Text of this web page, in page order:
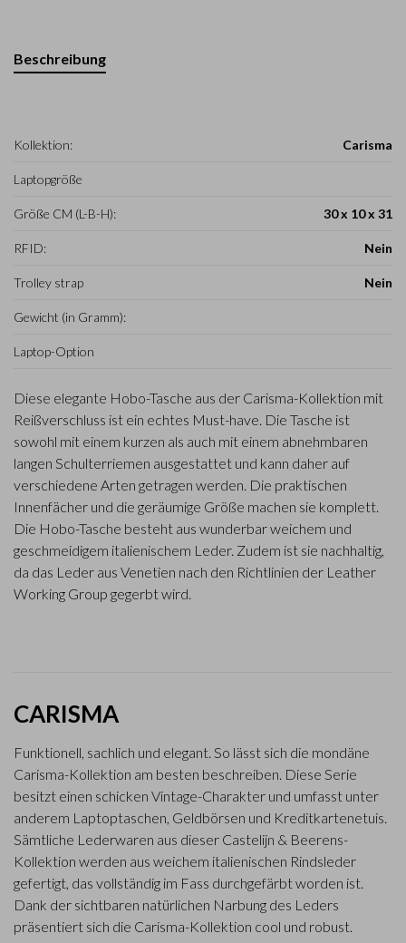
Beschreibung
Kollektion: Carisma
Laptopgröße
Größe CM (L-B-H): 30 x 10 x 31
RFID: Nein
Trolley strap Nein
Gewicht (in Gramm):
Laptop-Option
Diese elegante Hobo-Tasche aus der Carisma-Kollektion mit
Reißverschluss ist ein echtes Must-have. Die Tasche ist
sowohl mit einem kurzen als auch mit einem abnehmbaren
langen Schulterriemen ausgestattet und kann daher auf
verschiedene Arten getragen werden. Die praktischen
Innenfächer und die geräumige Größe machen sie komplett.
Die Hobo-Tasche besteht aus wunderbar weichem und
geschmeidigem italienischem Leder. Zudem ist sie nachhaltig,
da das Leder aus Venetien nach den Richtlinien der Leather
Working Group gegerbt wird.
CARISMA
Funktionell, sachlich und elegant. So lässt sich die mondäne
Carisma-Kollektion am besten beschreiben. Diese Serie
besitzt einen schicken Vintage-Charakter und umfasst unter
anderem Laptoptaschen, Geldbörsen und Kreditkartenetuis.
Sämtliche Lederwaren aus dieser Castelijn & Beerens-
Kollektion werden aus weichem italienischen Rindsleder
gefertigt, das vollständig im Fass durchgefärbt worden ist.
Dank der sichtbaren natürlichen Narbung des Leders
präsentiert sich die Carisma-Kollektion cool und robust.